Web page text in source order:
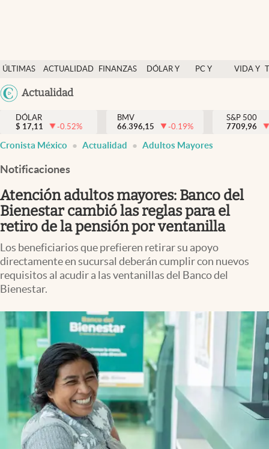
ÚLTIMAS
NOTICIAS
ACTUALIDAD
FINANZAS
DÓLAR Y
PC Y
VIDA Y
México
Actualidad
Actualidad
Finanzas y economía
Dólar y mercados
Pc y celular
Vida y estilo
Tv
Clima
abre en nueva pestaña
México
DÓLAR
$ 17,11 -0.52%
BMV
66.396,15
-0.19%
S&P 500
7709,96
Cronista México Actualidad Adultos Mayores
Notificaciones
Atención adultos mayores: Banco del
Bienestar cambió las reglas para el
retiro de la pensión por ventanilla
Los beneficiarios que prefieren retirar su apoyo
directamente en sucursal deberán cumplir con nuevos
requisitos al acudir a las ventanillas del Banco del
Bienestar.